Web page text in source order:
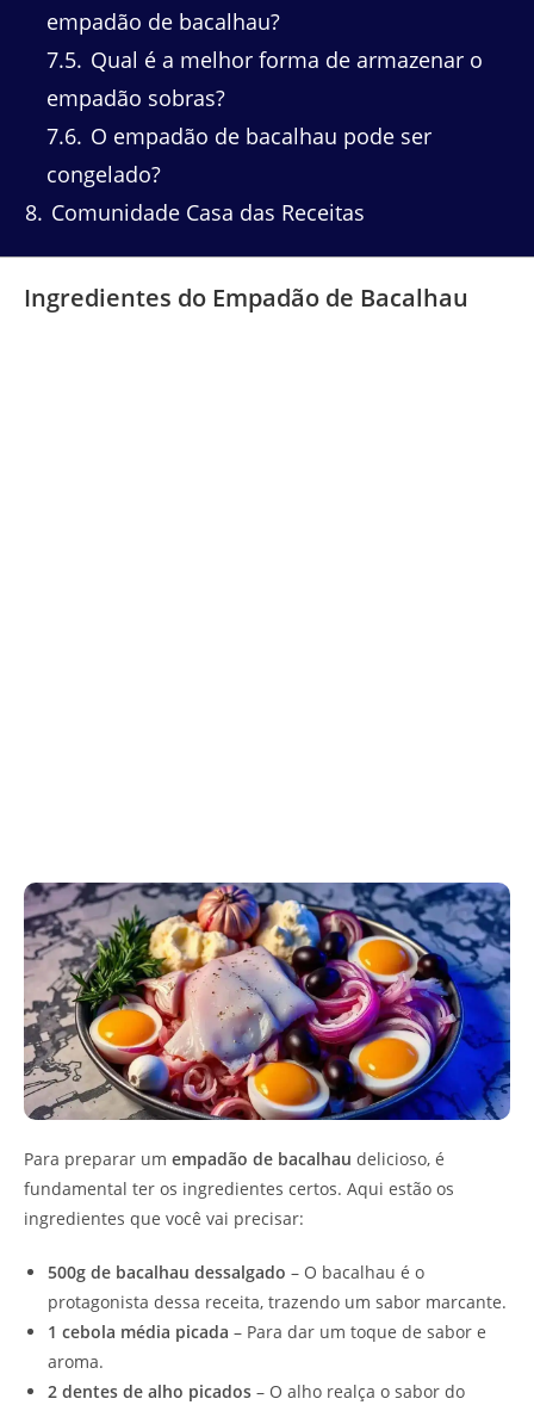
empadão de bacalhau?
7.5 Qual é a melhor forma de armazenar o
empadão sobras?
7.6 O empadão de bacalhau pode ser
congelado?
8 Comunidade Casa das Receitas
Ingredientes do Empadão de Bacalhau
Para preparar um empadão de bacalhau delicioso, é
fundamental ter os ingredientes certos. Aqui estão os
ingredientes que você vai precisar:
500g de bacalhau dessalgado – O bacalhau é o
protagonista dessa receita, trazendo um sabor marcante.
1 cebola média picada – Para dar um toque de sabor e
aroma.
2 dentes de alho picados – O alho realça o sabor do